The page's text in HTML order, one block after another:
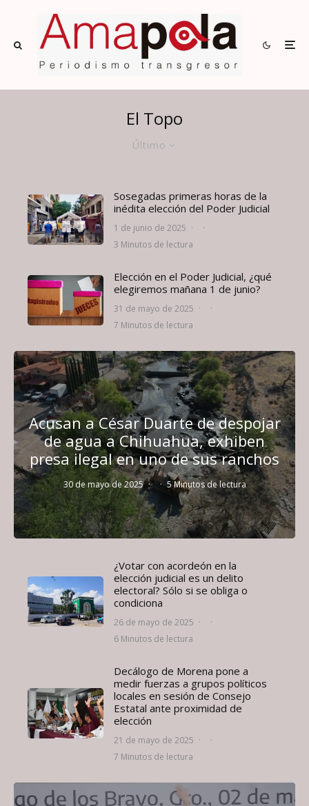
El Topo
Último
Sosegadas primeras horas de la
inédita elección del Poder Judicial
1 de junio de 2025 ·
·
3 Minutos de lectura
Elección en el Poder Judicial, ¿qué
elegiremos mañana 1 de junio?
31 de mayo de 2025 ·
·
7 Minutos de lectura
Acusan a César Duarte de despojar
de agua a Chihuahua, exhiben
presa ilegal en uno de sus ranchos
30 de mayo de 2025 · · 5 Minutos de lectura
¿Votar con acordeón en la
elección judicial es un delito
electoral? Sólo si se obliga o
condiciona
26 de mayo de 2025 ·
·
6 Minutos de lectura
Decálogo de Morena pone a
medir fuerzas a grupos políticos
locales en sesión de Consejo
Estatal ante proximidad de
elección
21 de mayo de 2025 ·
·
7 Minutos de lectura